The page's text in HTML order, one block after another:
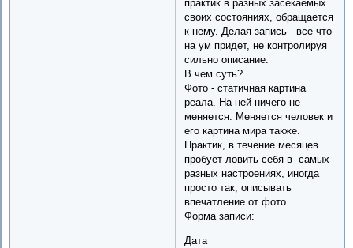
практик в разных засекаемых
своих состояниях, обращается
к нему. Делая запись - все что
на ум придет, не контролируя
сильно описание.
В чем суть?
Фото - статичная картина
реала. На ней ничего не
меняется. Меняется человек и
его картина мира также.
Практик, в течение месяцев
пробует ловить себя в самых
разных настроениях, иногда
просто так, описывать
впечатление от фото.
Форма записи:
Дата